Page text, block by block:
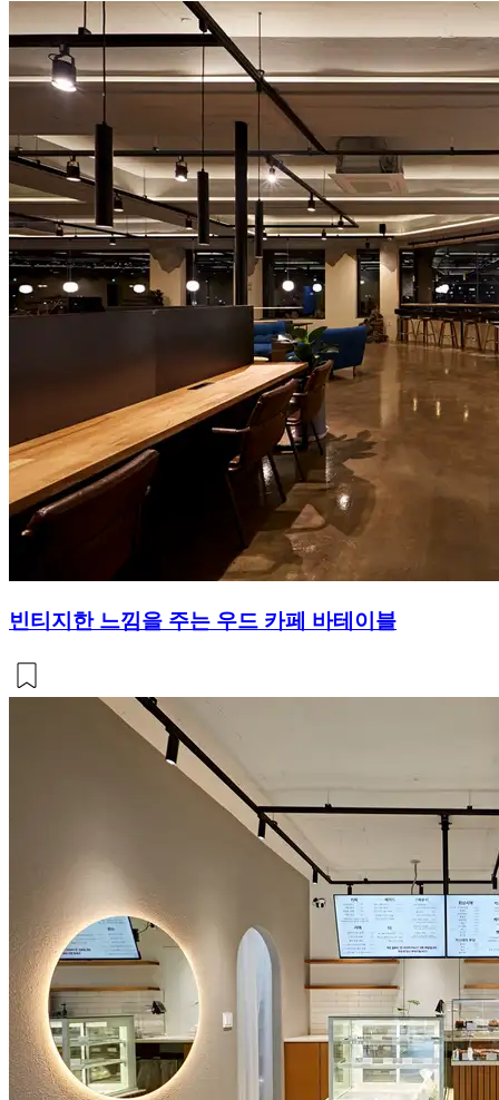
빈티지한 느낌을 주는 우드 카페 바테이블